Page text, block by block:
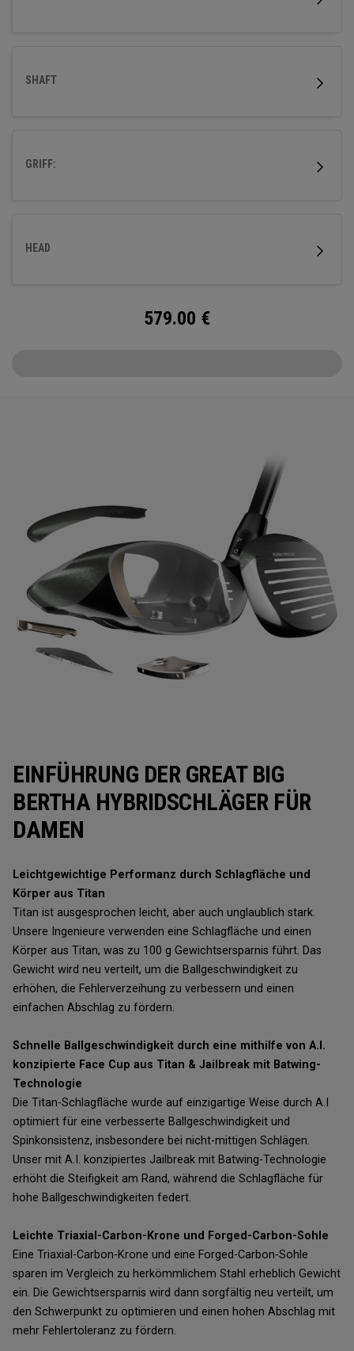
SHAFT
GRIFF:
HEAD
579.00 €
EINFÜHRUNG DER GREAT BIG
BERTHA HYBRIDSCHLÄGER FÜR
DAMEN
Leichtgewichtige Performanz durch Schlagfläche und
Körper aus Titan
Titan ist ausgesprochen leicht, aber auch unglaublich stark.
Unsere Ingenieure verwenden eine Schlagfläche und einen
Körper aus Titan, was zu 100 g Gewichtsersparnis führt. Das
Gewicht wird neu verteilt, um die Ballgeschwindigkeit zu
erhöhen, die Fehlerverzeihung zu verbessern und einen
einfachen Abschlag zu fördern.
Schnelle Ballgeschwindigkeit durch eine mithilfe von A.I.
konzipierte Face Cup aus Titan & Jailbreak mit Batwing-
Technologie
Die Titan-Schlagfläche wurde auf einzigartige Weise durch A.I
optimiert für eine verbesserte Ballgeschwindigkeit und
Spinkonsistenz, insbesondere bei nicht-mittigen Schlägen.
Unser mit A.I. konzipiertes Jailbreak mit Batwing-Technologie
erhöht die Steifigkeit am Rand, während die Schlagfläche für
hohe Ballgeschwindigkeiten federt.
Leichte Triaxial-Carbon-Krone und Forged-Carbon-Sohle
Eine Triaxial-Carbon-Krone und eine Forged-Carbon-Sohle
sparen im Vergleich zu herkömmlichem Stahl erheblich Gewicht
ein. Die Gewichtsersparnis wird dann sorgfältig neu verteilt, um
den Schwerpunkt zu optimieren und einen hohen Abschlag mit
mehr Fehlertoleranz zu fördern.